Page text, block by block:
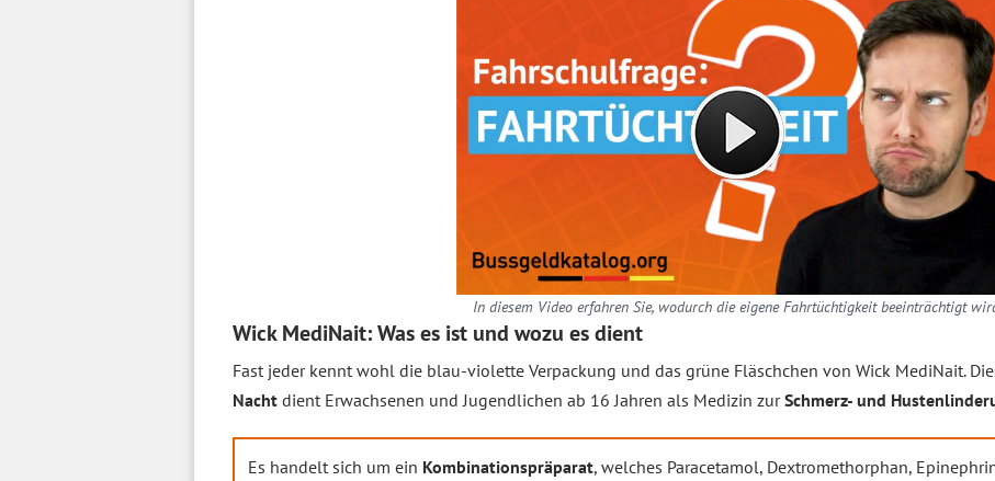
In diesem Video erfahren Sie, wodurch die eigene Fahrtüchtigkeit beeinträchtigt
Wick MediNait: Was es ist und wozu es dient
Fast jeder kennt wohl die blau-violette Verpackung und das grüne Fläschchen von Wick MediNait.
Nacht dient Erwachsenen und Jugendlichen ab 16 Jahren als Medizin zurSchmerz- und
Es handelt sich um ein Kombinationspräparat, welches Paracetamol, Dextromethorphan,